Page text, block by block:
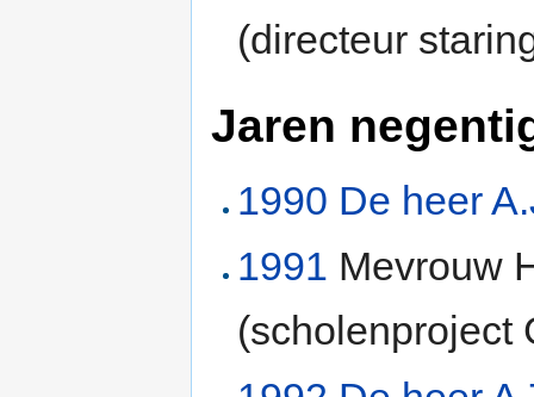
(directeur
Jaren
1990 De heer
1991 Mevrouw
(scholenproject